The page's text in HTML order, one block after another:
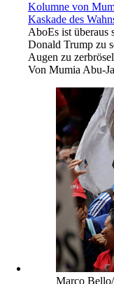
Kolumne von
Kaskade des
AboEs ist überaus
Donald Trump zu
Augen zu
Von Mumia Abu-
Marco